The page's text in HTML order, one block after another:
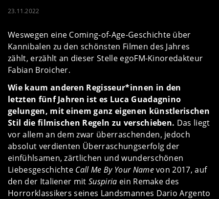
23.11.2022
Weswegen eine Coming-of-Age-Geschichte über
Kannibalen zu den schönsten Filmen des Jahres
zählt, erzählt an dieser Stelle egoFM-Kinoredakteur
Fabian Broicher.
Wie kaum anderen Regisseur*innen in den
letzten fünf Jahren ist es Luca Guadagnino
gelungen, mit einem ganz eigenen künstlerischen
Stil die filmischen Regeln zu verschieben. Das liegt
vor allem an dem zwar überraschenden, jedoch
absolut verdienten Überraschungserfolg der
einfühlsamen, zärtlichen und wunderschönen
Liebesgeschichte Call Me By Your Namevon 2017, auf
den der Italiener mitSuspiria ein Remake des
Horrorklassikers seines Landsmannes Dario Argento